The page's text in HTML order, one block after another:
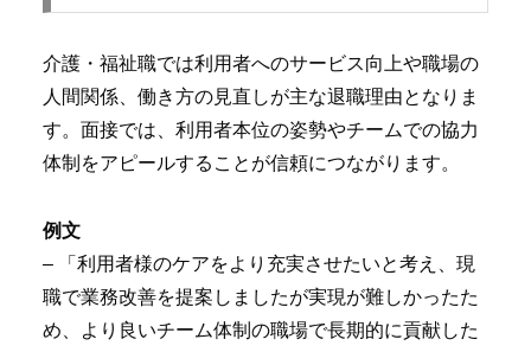
介護・福祉職では利用者へのサービス向上や職場の
人間関係、働き方の見直しが主な退職理由となりま
す。面接では、利用者本位の姿勢やチームでの協力
体制をアピールすることが信頼につながります。
例文
– 「利用者様のケアをより充実させたいと考え、現
職で業務改善を提案しましたが実現が難しかったた
め、より良いチーム体制の職場で長期的に貢献した